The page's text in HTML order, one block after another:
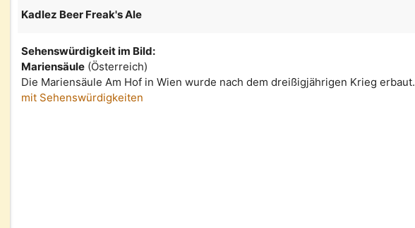
Kadlez Beer Freak's Ale
Sehenswürdigkeit im Bild:
Mariensäule (Österreich)
Die Mariensäule Am Hof in Wien wurde nach dem dreißigjährigen Krieg erbaut.
mit Sehenswürdigkeiten